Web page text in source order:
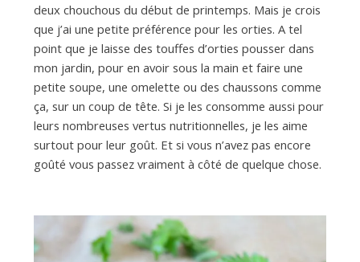
deux chouchous du début de printemps. Mais je crois
que j’ai une petite préférence pour les orties. A tel
point que je laisse des touffes d’orties pousser dans
mon jardin, pour en avoir sous la main et faire une
petite soupe, une omelette ou des chaussons comme
ça, sur un coup de tête. Si je les consomme aussi pour
leurs nombreuses vertus nutritionnelles, je les aime
surtout pour leur goût. Et si vous n’avez pas encore
goûté vous passez vraiment à côté de quelque chose.